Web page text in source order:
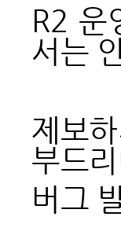
R2 운
서는
제보
부드리
버그